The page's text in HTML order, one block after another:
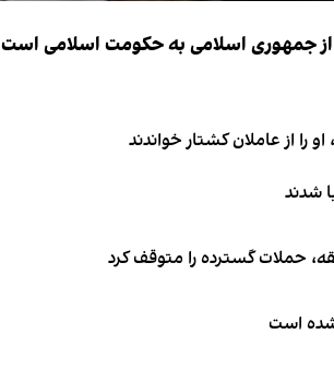
از جمهوری اسلامی به حکومت اسلامی است
را از عاملان کشتار خواندند
حملات گسترده را متوقف کرد
شده است